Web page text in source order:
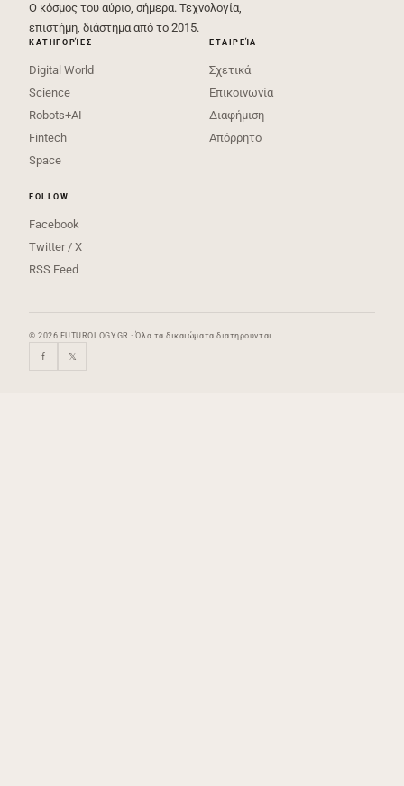
Ο κόσμος του αύριο, σήμερα. Τεχνολογία,
επιστήμη, διάστημα από το 2015.
ΚΑΤΗΓΟΡΊΕΣ
Digital World
Science
Robots+AI
Fintech
Space
ΕΤΑΙΡΕΊΑ
Σχετικά
Επικοινωνία
Διαφήμιση
Απόρρητο
FOLLOW
Facebook
Twitter / X
RSS Feed
© 2026 FUTUROLOGY.GR · Όλα τα δικαιώματα διατηρούνται
f 𝕏